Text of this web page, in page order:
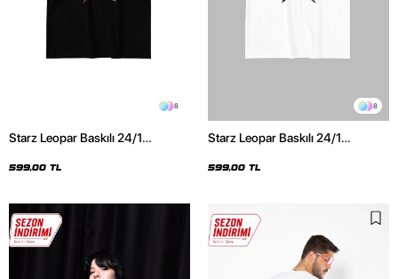
8
Starz Leopar Baskılı 24/1
599,00 TL
8
Starz Leopar Baskılı 24/1
599,00 TL